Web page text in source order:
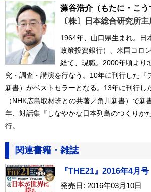
藻谷浩介（もたに・こう
〔株〕日本総合研究所
1964年、山口県生まれ。日
政策投資銀行）、米国コロ
経て、現職。2000年頃より
究・調査・講演を行なう。10年に刊行した『
新書）がベストセラーとなる。13年に刊行し
（NHK広島取材班との共著／角川新書）で
年、対話集『しなやかな日本列島のつくりか
行。
関連書籍・雑誌
『THE21』2016年4月号
発売日: 2016年03月10日